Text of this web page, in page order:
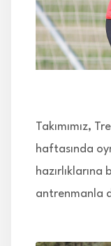
Takımımız,
haftasında
antrenmanla